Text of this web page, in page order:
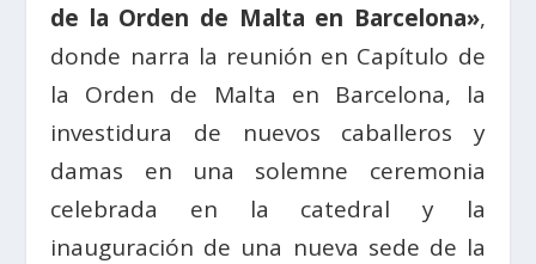
de la Orden de Malta en Barcelona»,
donde narra la reunión en Capítulo de
la Orden de Malta en Barcelona, la
investidura de nuevos caballeros y
damas en una solemne ceremonia
celebrada en la catedral y la
inauguración de una nueva sede de la